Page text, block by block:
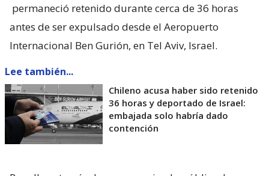
permaneció retenido durante cerca de 36 horas
antes de ser expulsado desde el Aeropuerto
Internacional Ben Gurión, en Tel Aviv, Israel.
Lee también...
Chileno acusa haber sido retenido
36 horas y deportado de Israel:
embajada solo habría dado
contención